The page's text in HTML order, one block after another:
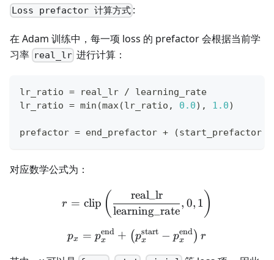
Loss prefactor 计算方式 :
在 Adam 训练中，每一项 loss 的 prefactor 会根据当前学
习率 real_lr 进行计算：
lr_ratio = real_lr / learning_rate
lr_ratio = min (max(lr_ratio , 0.0) , 1.0)
prefactor = end_prefactor + (start_prefactor
对应数学公式为：
r = \mathrm{clip} \left(
r = clip ( learning_rate
real_lr
, 0, 1 )
p_x =
px = px
end + (px
start − px
end) r